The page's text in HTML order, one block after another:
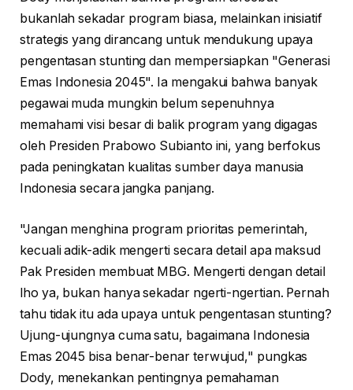
bukanlah sekadar program biasa, melainkan inisiatif
strategis yang dirancang untuk mendukung upaya
pengentasan stunting dan mempersiapkan "Generasi
Emas Indonesia 2045". Ia mengakui bahwa banyak
pegawai muda mungkin belum sepenuhnya
memahami visi besar di balik program yang digagas
oleh Presiden Prabowo Subianto ini, yang berfokus
pada peningkatan kualitas sumber daya manusia
Indonesia secara jangka panjang.
"Jangan menghina program prioritas pemerintah,
kecuali adik-adik mengerti secara detail apa maksud
Pak Presiden membuat MBG. Mengerti dengan detail
lho ya, bukan hanya sekadar ngerti-ngertian. Pernah
tahu tidak itu ada upaya untuk pengentasan stunting?
Ujung-ujungnya cuma satu, bagaimana Indonesia
Emas 2045 bisa benar-benar terwujud," pungkas
Dody, menekankan pentingnya pemahaman